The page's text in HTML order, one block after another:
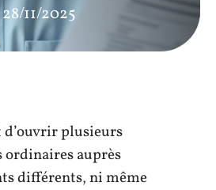
28/11/2025
plusieurs
auprès
différents, ni même